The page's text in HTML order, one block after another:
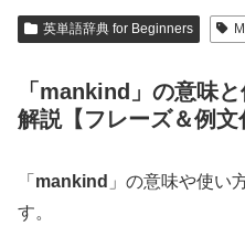
英単語辞典 for Beginners
「mankind」の意味
解説【フレーズ＆例文
「 mankind 」の意味や使い
す。